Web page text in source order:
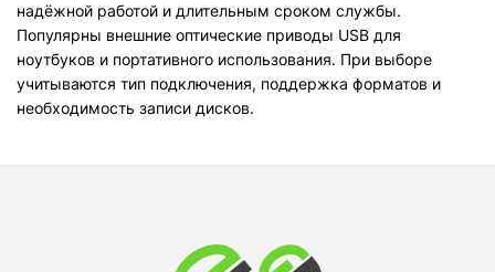
надёжной работой и длительным сроком службы.
Популярны внешние оптические приводы USB для
ноутбуков и портативного использования. При выборе
учитываются тип подключения, поддержка форматов и
необходимость записи дисков.